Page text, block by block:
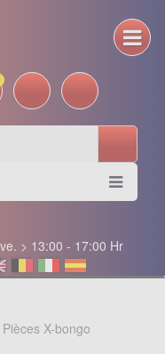
> 13:00 - 17:00 Hr
Pièces X-bongo